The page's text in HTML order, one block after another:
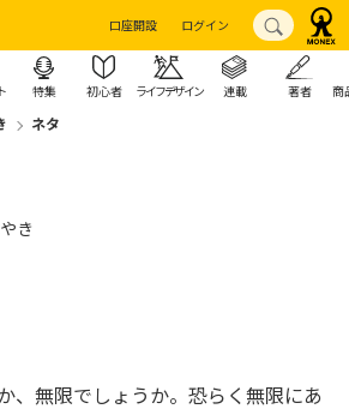
口座開設 ログイン
特集 初心者 ライフデザイン 連載 著者 商
ネタ
き
、無限でしょうか。恐らく無限にあ